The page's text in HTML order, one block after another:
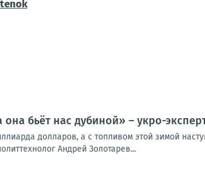
бьёт нас дубиной» – укро-
долларов, а с топливом этой зимой
Андрей Золотарев...